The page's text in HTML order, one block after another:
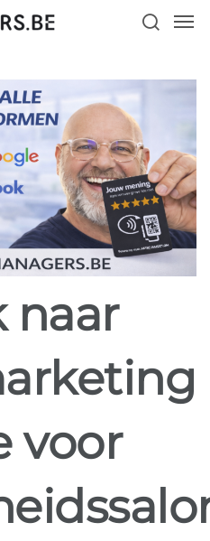
voor